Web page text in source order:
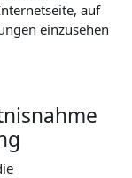
auf
einzusehen